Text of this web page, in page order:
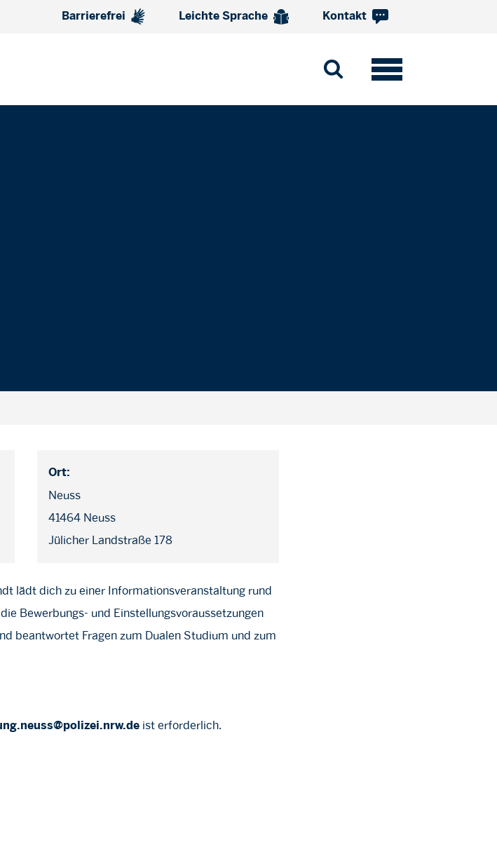
Barrierefrei Leichte Sprache Kontakt
Ort:
Neuss
41464 Neuss
Jülicher Landstraße 178
lädt dich zu einer Informationsveranstaltung rund
Bewerbungs- und Einstellungsvoraussetzungen
beantwortet Fragen zum Dualen Studium und zum
ist erforderlich.